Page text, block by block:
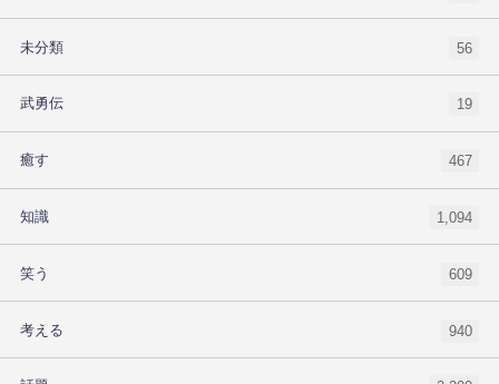
未分類 56
武勇伝 19
癒す 467
知識 1,094
笑う 609
考える 940